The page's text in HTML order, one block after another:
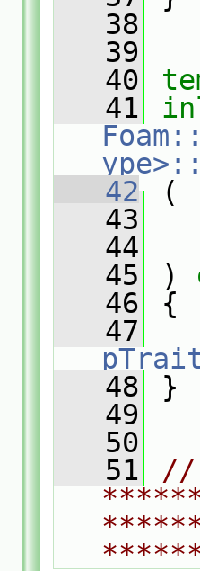
   38
   39
   40
   41
   42
(
   43
   44
   45
)
   46
{
   47
   48
}
   49
   50
   51
//